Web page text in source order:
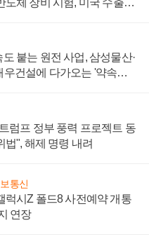
붙는 원전 사업, 삼성물산·
우건설에 다가오는 '약속의
럼프 정부 풍력 프로젝트 동
법", 해제 명령 내려
통신
럭시Z 폴드8 사전예약 개통
연장